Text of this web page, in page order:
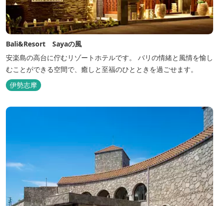
Bali&Resort Sayaの風
安楽島の高台に佇むリゾートホテルです。 バリの情緒と風情を愉し
むことができる空間で、癒しと至福のひとときを過ごせます。
伊勢志摩